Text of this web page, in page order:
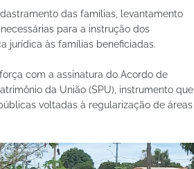
das famílias, levantamento
para a instrução dos
jurídica às famílias beneficiadas.
com a assinatura do Acordo de
da União (SPU), instrumento que
voltadas à regularização de áreas